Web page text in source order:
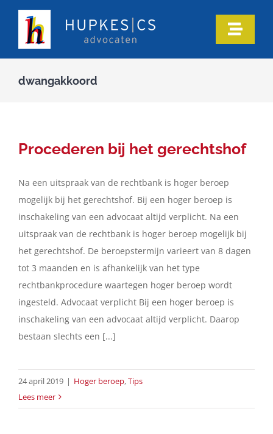
inhoud
Toggle
Onze expertise
Informatie
Artikelen
Contact
dwangakkoord
Procederen bij het gerechtshof
Na een uitspraak van de rechtbank is hoger beroep
mogelijk bij het gerechtshof. Bij een hoger beroep is
inschakeling van een advocaat altijd verplicht. Na een
uitspraak van de rechtbank is hoger beroep mogelijk bij
het gerechtshof. De beroepstermijn varieert van 8 dagen
tot 3 maanden en is afhankelijk van het type
rechtbankprocedure waartegen hoger beroep wordt
ingesteld. Advocaat verplicht Bij een hoger beroep is
inschakeling van een advocaat altijd verplicht. Daarop
bestaan slechts een [...]
24 april 2019 | Hoger beroep,Tips
Lees meer